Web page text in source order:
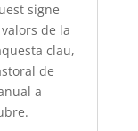
signe
de la
clau,
de
a